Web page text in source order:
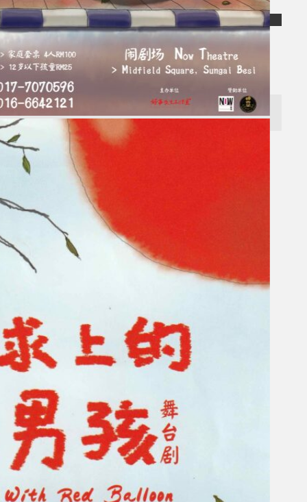
EN
Cari laman web
Gelintar